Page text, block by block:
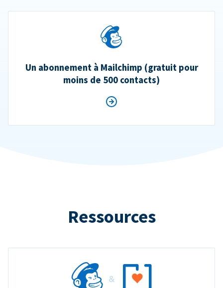
Un abonnement à Mailchimp (gratuit pour
moins de 500 contacts)
Ressources